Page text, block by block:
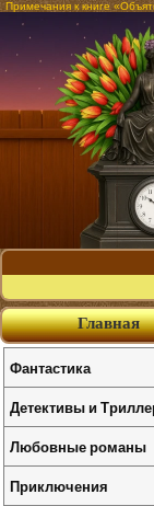
Примечания к книге
Главная
Фантастика
Детективы и
Любовные романы
Приключения